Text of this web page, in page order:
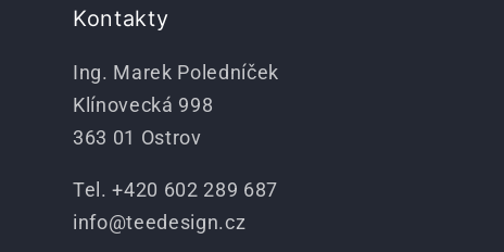
Kontakty
Ing. Marek Poledníček
Klínovecká 998
363 01 Ostrov
Tel. +420 602 289 687
info@teedesign.cz